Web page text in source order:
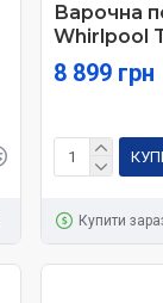
Варочна
Whirlpool
8 899 грн
Купити